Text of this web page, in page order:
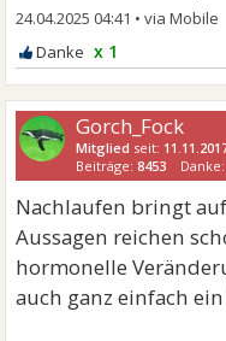
24.04.2025 04:41 •
x 1
Gorch_Fock
Mitglied seit:
Beiträge:8453 Danke:
Nachlaufen bringt
Aussagen reichen
hormonelle
auch ganz einfach